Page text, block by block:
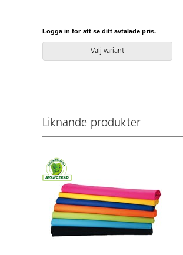
Logga in för att se ditt avtalade pris.
Välj variant
Liknande produkter